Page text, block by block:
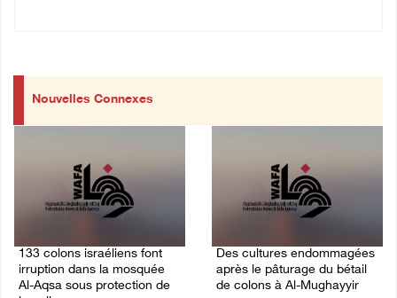
Nouvelles Connexes
133 colons israéliens font
irruption dans la mosquée
Al-Aqsa sous protection de
Des cultures endommagées
après le pâturage du bétail
de colons à Al-Mughayyir